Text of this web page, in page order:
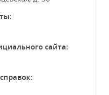
сайта: